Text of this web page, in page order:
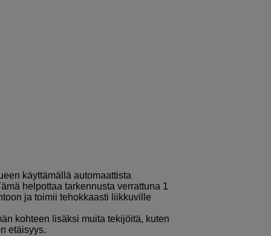
käyttämällä automaattista
helpottaa tarkennusta verrattuna 1
ja toimii tehokkaasti liikkuville
kohteen lisäksi muita tekijöitä, kuten
etäisyys.